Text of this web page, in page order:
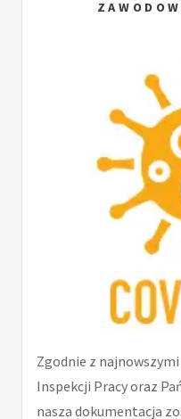
Zgodnie z
Inspekcji Pracy oraz
nasza dokumentacja